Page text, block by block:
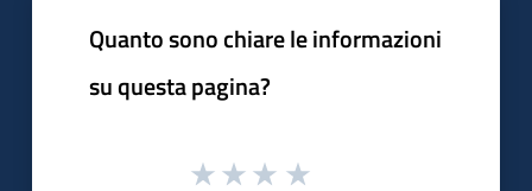
Quanto sono chiare le informazioni
su questa pagina?